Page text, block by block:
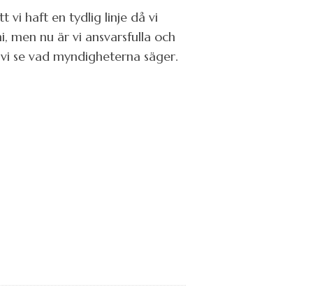
vi haft en tydlig linje då vi
men nu är vi ansvarsfulla och
se vad myndigheterna säger.